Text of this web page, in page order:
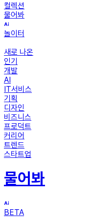
컬렉션
물어봐
놀이터
새로 나온
인기
개발
AI
IT서비스
기획
디자인
비즈니스
프로덕트
커리어
트렌드
스타트업
물어봐
BETA